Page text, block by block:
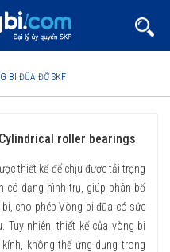
BI ĐŨA ĐỠ SKF
roller bearings
thiết kế để chịu được tải trọng
có dạng hình trụ, giúp phân bố
cho phép Vòng bi đũa có sức
nhiên, thiết kế của vòng bi
không thể ứng dụng trong